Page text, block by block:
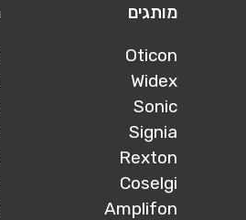
מותגים
Oticon
Widex
Sonic
Signia
Rexton
Coselgi
Amplifon